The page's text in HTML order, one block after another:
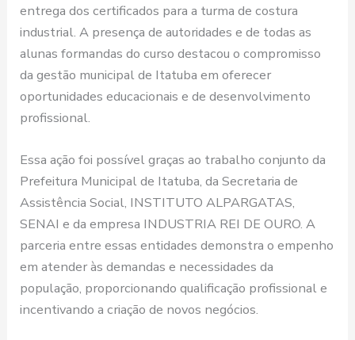
entrega dos certificados para a turma de costura
industrial. A presença de autoridades e de todas as
alunas formandas do curso destacou o compromisso
da gestão municipal de Itatuba em oferecer
oportunidades educacionais e de desenvolvimento
profissional.
Essa ação foi possível graças ao trabalho conjunto da
Prefeitura Municipal de Itatuba, da Secretaria de
Assistência Social, INSTITUTO ALPARGATAS,
SENAI e da empresa INDUSTRIA REI DE OURO. A
parceria entre essas entidades demonstra o empenho
em atender às demandas e necessidades da
população, proporcionando qualificação profissional e
incentivando a criação de novos negócios.